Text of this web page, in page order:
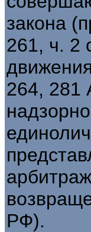
закона
261, ч. 2
264, 281
РФ).